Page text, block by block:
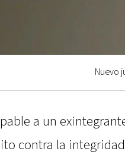
Nuevo
a un
contra la